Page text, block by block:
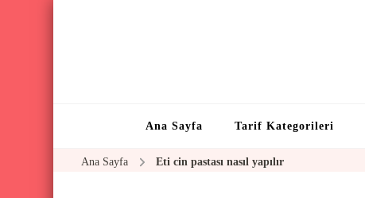
Ana Sayfa Tarif Kategorileri
Ana Sayfa Eti cin pastası nasıl yapılır